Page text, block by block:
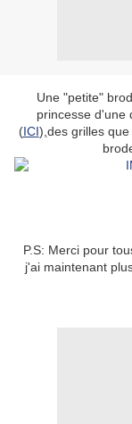
Une "petite"
princesse d'une
(ICI), des grilles
P.S: Merci pour
j'ai maintenant